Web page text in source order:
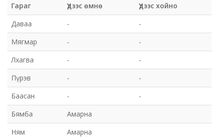
Гараг Үдээс өмнө
Үдээс хойно
Даваа
-
-
Мягмар
-
-
Лхагва
-
-
Пүрэв
-
-
Баасан
-
-
Бямба
Амарна
Ням
Амарна